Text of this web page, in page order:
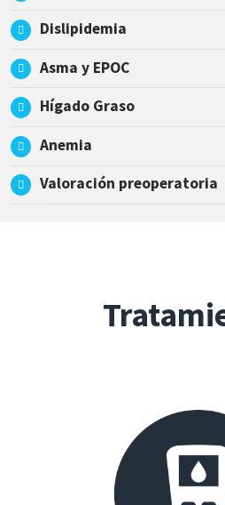
Dislipidemia
Asma y EPOC
Hígado Graso
Anemia
Valoración preoperatoria